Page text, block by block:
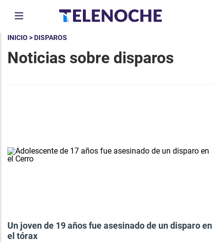
INICIO > DISPAROS
Noticias sobre disparos
Un joven de 19 años fue asesinado de un disparo en
el tórax